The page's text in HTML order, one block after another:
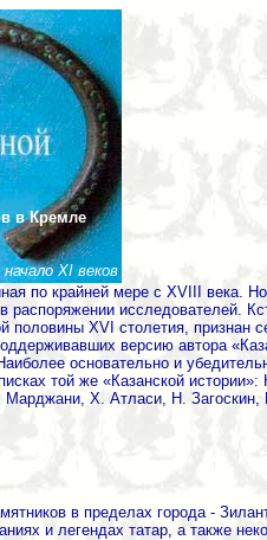
в Кремле
XI веков
по крайней мере с XVIII века.
исследователей.
половины XVI столетия,
версию автора
основательно и
той же «Казанской
X. Атласи, Н. Загоскин,
в пределах города -
и легендах татар, а также